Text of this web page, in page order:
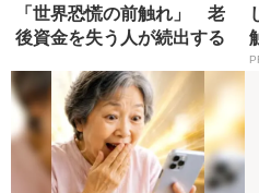
「世界恐慌の前触れ」 老
後資金を失う人が続出する